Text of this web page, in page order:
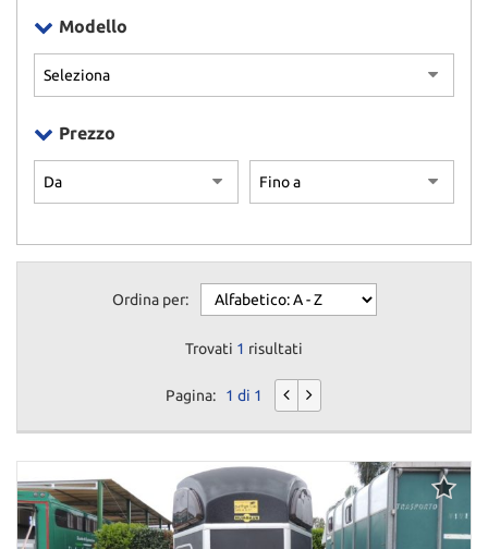
Modello
Prezzo
Ordina per:
Trovati 1 risultati
Pagina: 1 di 1